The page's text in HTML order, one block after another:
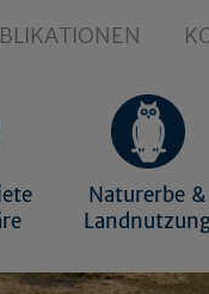
Naturerbe &